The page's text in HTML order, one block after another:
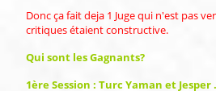
Donc ça fait deja 1 Juge qui n'est pas
critiques étaient constructive.
Qui sont les Gagnants?
1ère Session : Turc Yaman et